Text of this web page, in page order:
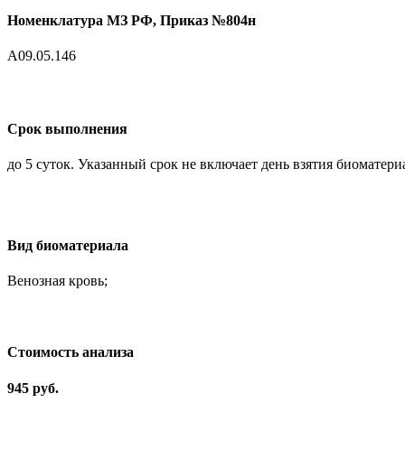
Номенклатура МЗ РФ, Приказ №804н
A09.05.146
Срок выполнения
до 5 суток. Указанный срок не включает день взятия
Вид биоматериала
Венозная кровь;
Cтоимость анализа
945 руб.